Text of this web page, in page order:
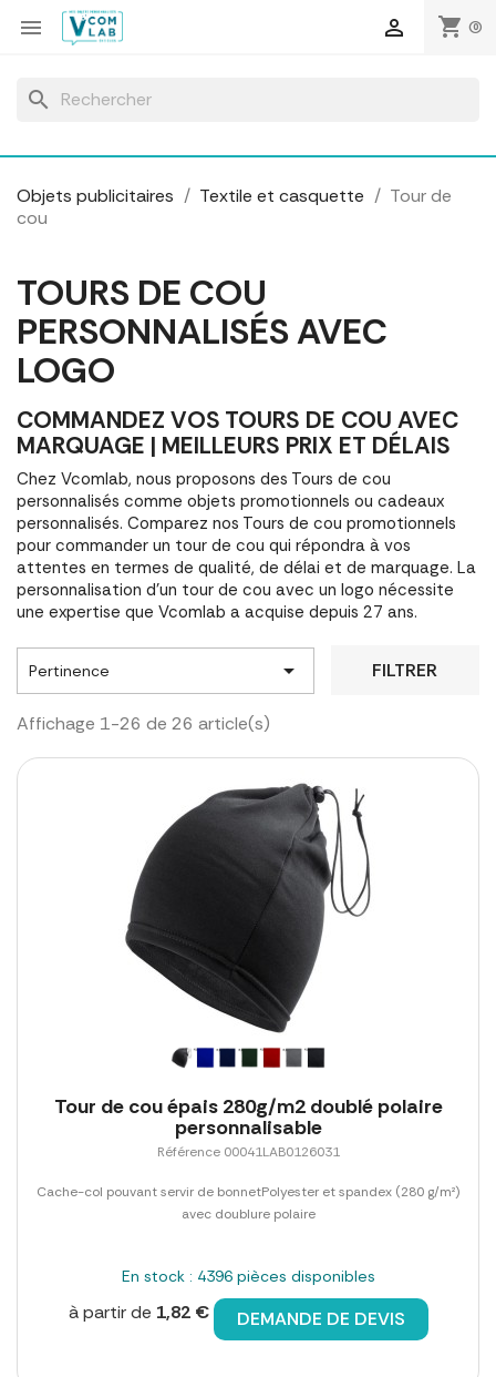
 shopping_cart (0)

search
Objets publicitaires Textile et casquette
Tour de
cou
TOURS DE COU
PERSONNALISÉS AVEC
LOGO
COMMANDEZ VOS TOURS DE COU AVEC
MARQUAGE | MEILLEURS PRIX ET DÉLAIS
Chez Vcomlab, nous proposons des Tours de cou
personnalisés comme objets promotionnels ou cadeaux
personnalisés. Comparez nos Tours de cou promotionnels
pour commander un tour de cou qui répondra à vos
attentes en termes de qualité, de délai et de marquage. La
personnalisation d'un tour de cou avec un logo nécessite
une expertise que Vcomlab a acquise depuis 27 ans.
Pertinence  FILTRER
Affichage 1-26 de 26 article(s)
Tour de cou épais 280g/m2 doublé polaire
personnalisable
Référence 00041LAB0126031
Cache-col pouvant servir de bonnetPolyester et spandex (280 g/m²)
avec doublure polaire
En stock : 4396 pièces disponibles
à partir de 1,82 € DEMANDE DE DEVIS
Panneau de gestion des cookies